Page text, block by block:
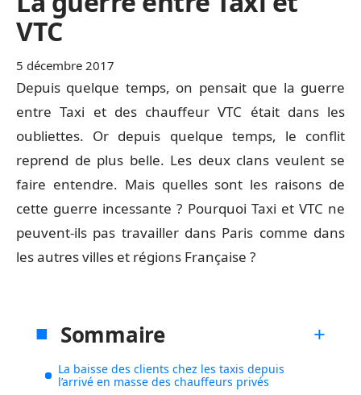
VTC
5 décembre 2017
Depuis quelque temps, on pensait que la guerre
entre Taxi et des chauffeur VTC était dans les
oubliettes. Or depuis quelque temps, le conflit
reprend de plus belle. Les deux clans veulent se
faire entendre. Mais quelles sont les raisons de
cette guerre incessante ? Pourquoi Taxi et VTC ne
peuvent-ils pas travailler dans Paris comme dans
les autres villes et régions Française ?
Sommaire
La baisse des clients chez les taxis depuis
l’arrivé en masse des chauffeurs privés